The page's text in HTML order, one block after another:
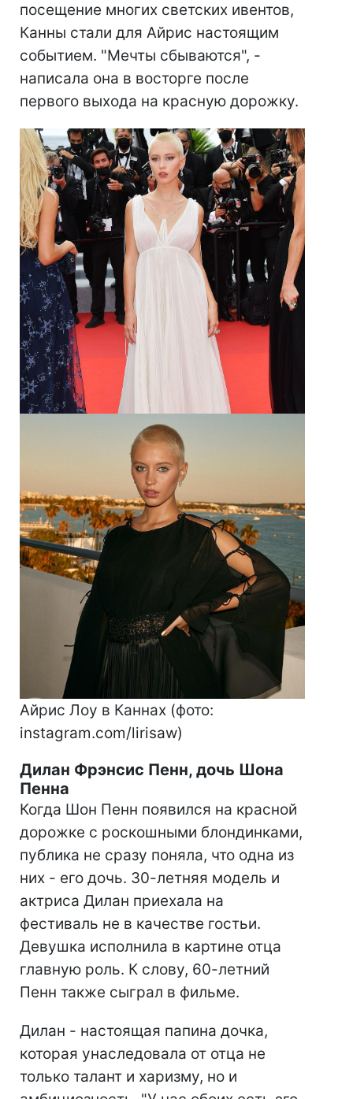
посещение многих светских ивентов,
Канны стали для Айрис настоящим
событием. "Мечты сбываются", -
написала она в восторге после
первого выхода на красную дорожку.
Айрис Лоу в Каннах (фото:
instagram.com/lirisaw)
Дилан Фрэнсис Пенн, дочь Шона
Пенна
Когда Шон Пенн появился на красной
дорожке с роскошными блондинками,
публика не сразу поняла, что одна из
них - его дочь. 30-летняя модель и
актриса Дилан приехала на
фестиваль не в качестве гостьи.
Девушка исполнила в картине отца
главную роль. К слову, 60-летний
Пенн также сыграл в фильме.
Дилан - настоящая папина дочка,
которая унаследовала от отца не
только талант и харизму, но и